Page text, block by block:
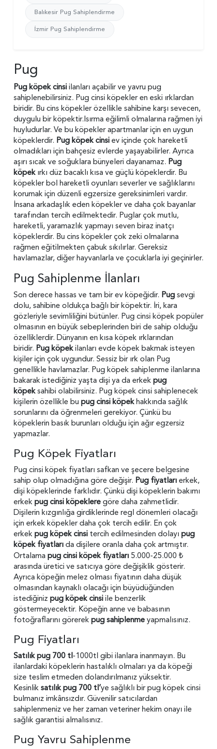
Balıkesir Pug Sahiplendirme
İzmir Pug Sahiplendirme
Pug
Pug köpek cinsiilanları açabilir ve yavru pug
sahiplenebilirsiniz. Pug cinsi köpekler en eski ırklardan
biridir. Bu cins köpekler özellikle sahibine karşı sevecen,
duygulu bir köpektir.Isırma eğilimli olmalarına rağmen iyi
huyludurlar. Ve bu köpekler apartmanlar için en uygun
köpeklerdir. Pug köpek cinsiev içinde çok hareketli
olmadıkları için bahçesiz evlerde yaşayabilirler. Ayrıca
aşırı sıcak ve soğuklara bünyeleri dayanamaz. Pug
köpekırkı düz bacaklı kısa ve güçlü köpeklerdir. Bu
köpekler bol hareketli oyunları severler ve sağlıklarını
korumak için düzenli egzersize gereksinimleri vardır.
İnsana arkadaşlık eden köpekler ve daha çok bayanlar
tarafından tercih edilmektedir. Puglar çok mutlu,
hareketli, yaramazlık yapmayı seven biraz inatçı
köpeklerdir. Bu cins köpekler çok zeki olmalarına
rağmen eğitilmekten çabuk sıkılırlar. Gereksiz
havlamazlar, diğer hayvanlarla ve çocuklarla iyi geçinirler.
Pug Sahiplenme İlanları
Son derece hassas ve tam bir ev köpeğidir. Pugsevgi
dolu, sahibine oldukça bağlı bir köpektir. İri, kara
gözleriyle sevimliliğini bütünler. Pug cinsi köpek popüler
olmasının en büyük sebeplerinden biri de sahip olduğu
özelliklerdir. Dünyanın en kısa köpek ırklarından
biridir. Pug köpekilanları evde köpek bakmak isteyen
kişiler için çok uygundur. Sessiz bir ırk olan Pug
genellikle havlamazlar. Pug köpek sahiplenme ilanlarına
bakarak istediğiniz yaşta dişi ya da erkekpug
köpeksahibi olabilirsiniz. Pug köpek cinsi sahiplenecek
kişilerin özellikle bupug cinsi köpekhakkında sağlık
sorunlarını da öğrenmeleri gerekiyor. Çünkü bu
köpeklerin basık burunları olduğu için ağır egzersiz
yapmazlar.
Pug Köpek Fiyatları
Pug cinsi köpek fiyatları safkan ve şecere belgesine
sahip olup olmadığına göre değişir. Pug fiyatlarıerkek,
dişi köpeklerinde farklıdır. Çünkü dişi köpeklerin bakımı
erkekpug cinsi köpekleregöre daha zahmetlidir.
Dişilerin kızgınlığa girdiklerinde regl dönemleri olacağı
için erkek köpekler daha çok tercih edilir. En çok
erkekpug köpek cinsi tercih edilmesinden dolayı pug
köpek fiyatlarıda dişilere oranla daha çok artmıştır.
Ortalamapug cinsi köpek fiyatları 5.000-25.000 ₺
arasında üretici ve satıcıya göre değişiklik gösterir.
Ayrıca köpeğin melez olması fiyatının daha düşük
olmasından kaynaklı olacağı için büyüdüğünden
istediğiniz pug köpek cinsiile benzerlik
göstermeyecektir. Köpeğin anne ve babasının
fotoğraflarını görerekpug sahiplenmeyapmalısınız.
Pug Fiyatları
Satılık pug 700 tl-1000tl gibi ilanlara inanmayın. Bu
ilanlardaki köpeklerin hastalıklı olmaları ya da köpeği
size teslim etmeden dolandırılmanız yüksektir.
Kesinliksatılık pug 700 tl’ye sağlıklı bir pug köpek cinsi
bulmanız imkânsızdır. Güvenilir satıcılardan
sahiplenmeniz ve her zaman veteriner hekim onayı ile
sağlık garantisi almalısınız.
Pug Yavru Sahiplenme